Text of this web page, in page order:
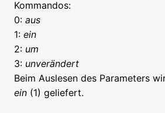
Kommandos:
0: aus
1: ein
2: um
3: unverändert
Beim Auslesen des Parameters
ein (1) geliefert.